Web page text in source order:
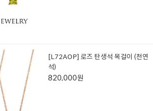
[L72AOP] 로즈 탄생석 목걸이 (천연
석)
820,000원